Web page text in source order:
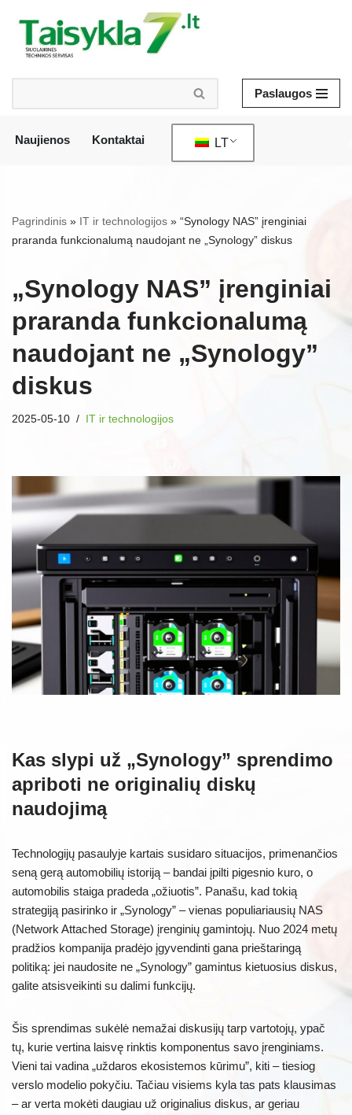
Pereiti
prie
turinio
Paslaugos
Naujienos Kontaktai LT
Pagrindinis » IT ir technologijos » “Synology NAS” įrenginiai
praranda funkcionalumą naudojant ne „Synology” diskus
„Synology NAS” įrenginiai
praranda funkcionalumą
naudojant ne „Synology”
diskus
2025-05-10 IT ir technologijos
Kas slypi už „Synology” sprendimo
apriboti ne originalių diskų
naudojimą
Technologijų pasaulyje kartais susidaro situacijos, primenančios
seną gerą automobilių istoriją – bandai įpilti pigesnio kuro, o
automobilis staiga pradeda „ožiuotis”. Panašu, kad tokią
strategiją pasirinko ir „Synology” – vienas populiariausių NAS
(Network Attached Storage) įrenginių gamintojų. Nuo 2024 metų
pradžios kompanija pradėjo įgyvendinti gana prieštaringą
politiką: jei naudosite ne „Synology” gamintus kietuosius diskus,
galite atsisveikinti su dalimi funkcijų.
Šis sprendimas sukėlė nemažai diskusijų tarp vartotojų, ypač
tų, kurie vertina laisvę rinktis komponentus savo įrenginiams.
Vieni tai vadina „uždaros ekosistemos kūrimu”, kiti – tiesiog
verslo modelio pokyčiu. Tačiau visiems kyla tas pats klausimas
– ar verta mokėti daugiau už originalius diskus, ar geriau